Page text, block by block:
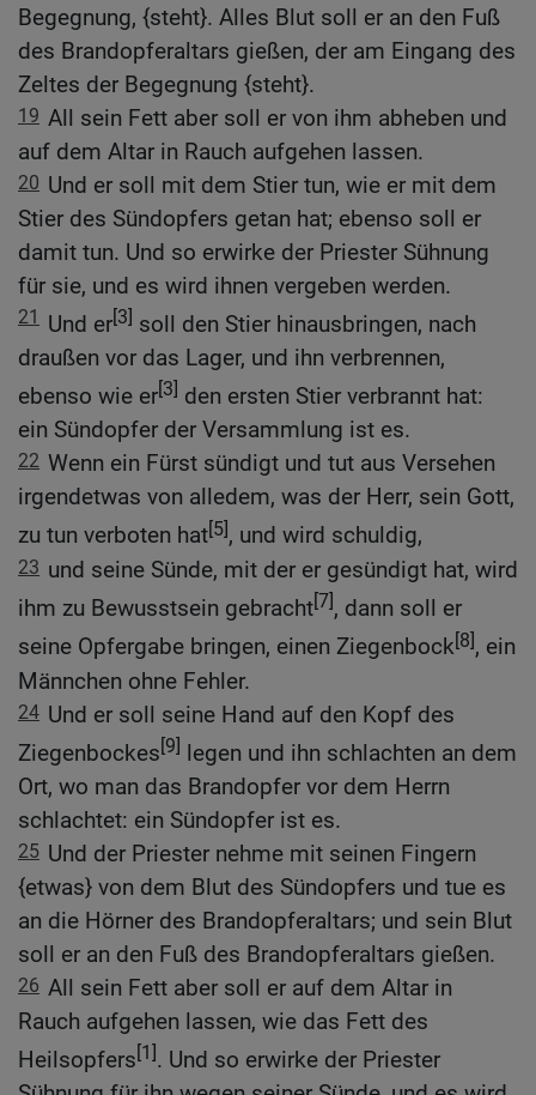
Begegnung, {steht}. Alles Blut soll er an den Fuß
des Brandopferaltars gießen, der am Eingang des
Zeltes der Begegnung {steht}.
19 All sein Fett aber soll er von ihm abheben und
auf dem Altar in Rauch aufgehen lassen.
20 Und er soll mit dem Stier tun, wie er mit dem
Stier des Sündopfers getan hat; ebenso soll er
damit tun. Und so erwirke der Priester Sühnung
für sie, und es wird ihnen vergeben werden.
21 Und er[3] soll den Stier hinausbringen, nach
draußen vor das Lager, und ihn verbrennen,
ebenso wie er[3] den ersten Stier verbrannt hat:
ein Sündopfer der Versammlung ist es.
22 Wenn ein Fürst sündigt und tut aus Versehen
irgendetwas von alledem, was der Herr, sein Gott,
zu tun verboten hat[5], und wird schuldig,
23 und seine Sünde, mit der er gesündigt hat, wird
ihm zu Bewusstsein gebracht[7], dann soll er
seine Opfergabe bringen, einen Ziegenbock[8], ein
Männchen ohne Fehler.
24 Und er soll seine Hand auf den Kopf des
Ziegenbockes[9] legen und ihn schlachten an dem
Ort, wo man das Brandopfer vor dem Herrn
schlachtet: ein Sündopfer ist es.
25 Und der Priester nehme mit seinen Fingern
{etwas} von dem Blut des Sündopfers und tue es
an die Hörner des Brandopferaltars; und sein Blut
soll er an den Fuß des Brandopferaltars gießen.
26 All sein Fett aber soll er auf dem Altar in
Rauch aufgehen lassen, wie das Fett des
Heilsopfers[1]. Und so erwirke der Priester